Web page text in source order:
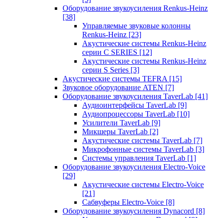
Оборудование звукоусиления Renkus-Heinz
[38]
Управляемые звуковые колонны
Renkus-Heinz [23]
Акустические системы Renkus-Heinz
серии C SERIES [12]
Акустические системы Renkus-Heinz
серии S Series [3]
Акустические системы TEFRA [15]
Звуковое оборудование ATEN [7]
Оборудование звукоусиления TaverLab [41]
Аудиоинтерфейсы TaverLab [9]
Аудиопроцессоры TaverLab [10]
Усилители TaverLab [9]
Микшеры TaverLab [2]
Акустические системы TaverLab [7]
Микрофонные системы TaverLab [3]
Системы управления TaverLab [1]
Оборудование звукоусиления Electro-Voice
[29]
Акустические системы Electro-Voice
[21]
Сабвуферы Electro-Voice [8]
Оборудование звукоусиления Dynacord [8]